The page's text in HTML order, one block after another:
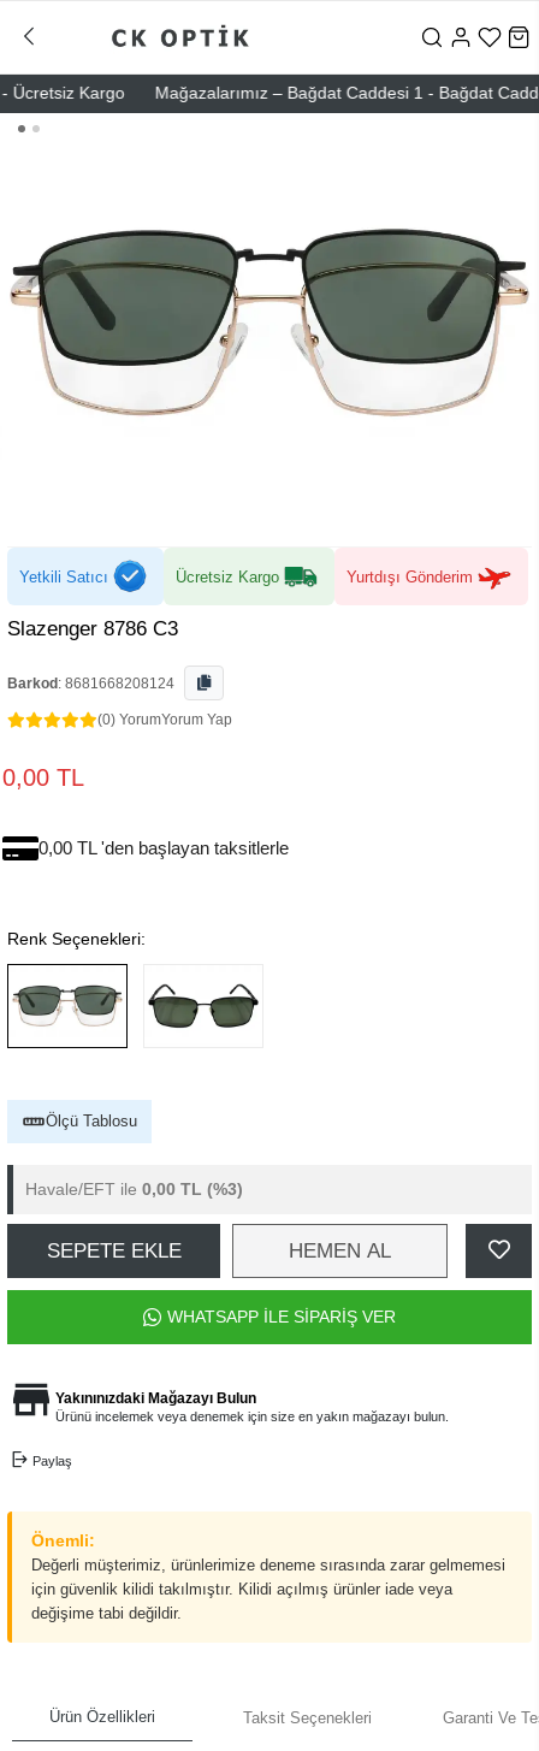
Kargo Mağazalarımız – Bağdat Caddesi 1 - Bağdat
Yetkili Satıcı Ücretsiz Kargo Yurtdışı Gönderim
Slazenger 8786 C3
Barkod : 8681668208124
(0) YorumYorum Yap
0,00 TL
0,00 TL 'den başlayan taksitlerle
Renk Seçenekleri:
Ölçü Tablosu
Havale/EFT ile 0,00 TL (%3)
SEPETE EKLE HEMEN AL
WHATSAPP İLE SİPARİŞ VER
Yakınınızdaki Mağazayı Bulun
Ürünü incelemek veya denemek için size en yakın mağazayı bulun.
Paylaş
Önemli:
Değerli müşterimiz, ürünlerimize deneme sırasında zarar gelmemesi
için güvenlik kilidi takılmıştır. Kilidi açılmış ürünler iade veya
değişime tabi değildir.
Ürün Özellikleri Taksit Seçenekleri Garanti Ve